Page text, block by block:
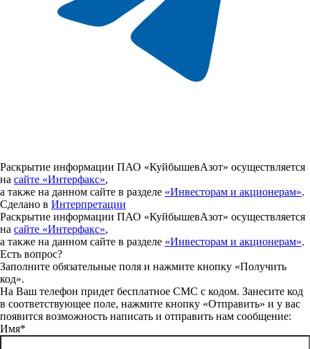
Раскрытие информации ПАО «КуйбышевАзот» осуществляется
на сайте «Интерфакс»,
а также на данном сайте в разделе «Инвесторам и акционерам».
Сделано в Интерпретации
Раскрытие информации ПАО «КуйбышевАзот» осуществляется
на сайте «Интерфакс»,
а также на данном сайте в разделе «Инвесторам и акционерам».
Есть вопрос?
Заполните обязательные поля и нажмите кнопку «Получить
код».
На Ваш телефон придет бесплатное СМС с кодом. Занесите код
в соответствующее поле, нажмите кнопку «Отправить» и у вас
появится возможность написать и отправить нам сообщение:
Имя*